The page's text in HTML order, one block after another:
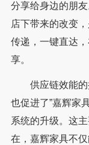
分享给身边的朋
店下带来的改变
传递，一键直达
享。
供应链效能的
也促进了”嘉辉家
系统的升级。这
在，嘉辉家具不